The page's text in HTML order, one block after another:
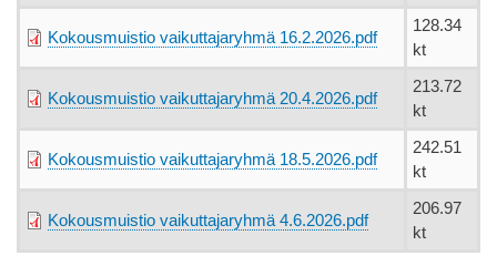
Kokousmuistio vaikuttajaryhmä 16.2.2026.pdf
128.34
kt
Kokousmuistio vaikuttajaryhmä 20.4.2026.pdf
213.72
kt
Kokousmuistio vaikuttajaryhmä 18.5.2026.pdf
242.51
kt
Kokousmuistio vaikuttajaryhmä 4.6.2026.pdf
206.97
kt